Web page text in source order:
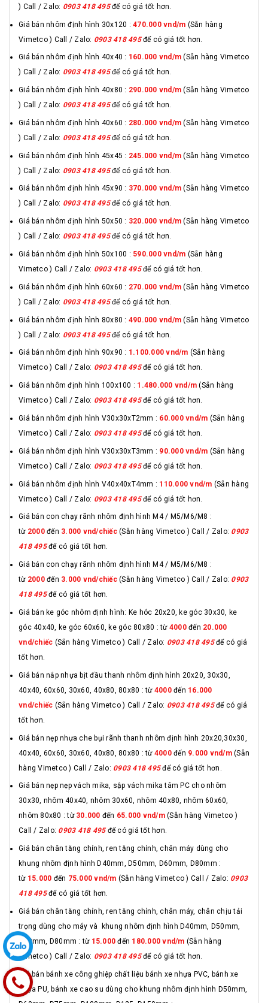
) Call / Zalo: 0903 418 495để có giá tốt hơn.
Giá bán nhôm định hình 30x120 : 470.000 vnd/m (Sẵn hàng
Vimetco ) Call / Zalo: 0903 418 495để có giá tốt hơn.
Giá bán nhôm định hình 40x40 : 160.000 vnd/m (Sẵn hàng Vimetco
) Call / Zalo: 0903 418 495để có giá tốt hơn.
Giá bán nhôm định hình 40x80 : 290.000 vnd/m (Sẵn hàng Vimetco
) Call / Zalo: 0903 418 495để có giá tốt hơn.
Giá bán nhôm định hình 40x60 : 280.000 vnd/m (Sẵn hàng Vimetco
) Call / Zalo: 0903 418 495để có giá tốt hơn.
Giá bán nhôm định hình 45x45 : 245.000 vnd/m (Sẵn hàng Vimetco
) Call / Zalo: 0903 418 495để có giá tốt hơn.
Giá bán nhôm định hình 45x90 : 370.000 vnd/m(Sẵn hàng Vimetco
) Call / Zalo: 0903 418 495để có giá tốt hơn.
Giá bán nhôm định hình 50x50 : 320.000 vnd/m (Sẵn hàng Vimetco
) Call / Zalo: 0903 418 495để có giá tốt hơn.
Giá bán nhôm định hình 50x100 : 590.000 vnd/m (Sẵn hàng
Vimetco ) Call / Zalo: 0903 418 495để có giá tốt hơn.
Giá bán nhôm định hình 60x60 : 270.000 vnd/m (Sẵn hàng Vimetco
) Call / Zalo: 0903 418 495để có giá tốt hơn.
Giá bán nhôm định hình 80x80 : 490.000 vnd/m(Sẵn hàng Vimetco
) Call / Zalo: 0903 418 495để có giá tốt hơn.
Giá bán nhôm định hình 90x90 : 1.100.000 vnd/m (Sẵn hàng
Vimetco ) Call / Zalo: 0903 418 495để có giá tốt hơn.
Giá bán nhôm định hình 100x100 : 1.480.000 vnd/m (Sẵn hàng
Vimetco ) Call / Zalo: 0903 418 495để có giá tốt hơn.
Giá bán nhôm định hình V30x30xT2mm : 60.000 vnd/m (Sẵn hàng
Vimetco ) Call / Zalo: 0903 418 495để có giá tốt hơn.
Giá bán nhôm định hình V30x30xT3mm : 90.000 vnd/m (Sẵn hàng
Vimetco ) Call / Zalo: 0903 418 495để có giá tốt hơn.
Giá bán nhôm định hình V40x40xT4mm : 110.000 vnd/m (Sẵn hàng
Vimetco ) Call / Zalo: 0903 418 495để có giá tốt hơn.
Giá bán con chạy rãnh nhôm định hình M4 / M5/M6/M8 :
từ 2000đến 3.000 vnd/chiếc(Sẵn hàng Vimetco ) Call / Zalo: 0903
418 495để có giá tốt hơn.
Giá bán con chạy rãnh nhôm định hình M4 / M5/M6/M8 :
từ 2000đến 3.000 vnd/chiếc(Sẵn hàng Vimetco ) Call / Zalo: 0903
418 495để có giá tốt hơn.
Giá bán ke góc nhôm định hình: Ke hóc 20x20, ke góc 30x30, ke
góc 40x40, ke góc 60x60, ke góc 80x80 : từ 4000đến 20.000
vnd/chiếc (Sẵn hàng Vimetco ) Call / Zalo: 0903 418 495để có giá
tốt hơn.
Giá bán nắp nhựa bịt đầu thanh nhôm định hình 20x20, 30x30,
40x40, 60x60, 30x60, 40x80, 80x80 : từ 4000đến 16.000
vnd/chiếc (Sẵn hàng Vimetco ) Call / Zalo: 0903 418 495để có giá
tốt hơn.
Giá bán nẹp nhựa che bụi rãnh thanh nhôm định hình 20x20,30x30,
40x40, 60x60, 30x60, 40x80, 80x80 : từ 4000đến 9.000 vnd/m(Sẵn
hàng Vimetco ) Call / Zalo: 0903 418 495để có giá tốt hơn.
Giá bán nẹp nẹp vách mika, sập vách mika tâm PC cho nhôm
30x30, nhôm 40x40, nhôm 30x60, nhôm 40x80, nhôm 60x60,
nhôm 80x80 : từ 30.000 đến 65.000 vnd/m(Sẵn hàng Vimetco )
Call / Zalo: 0903 418 495để có giá tốt hơn.
Giá bán chân tăng chỉnh, ren tăng chỉnh, chân máy dùng cho
khung nhôm định hình D40mm, D50mm, D60mm, D80mm :
từ 15.000 đến 75.000 vnd/m (Sẵn hàng Vimetco ) Call / Zalo: 0903
418 495để có giá tốt hơn.
Giá bán chân tăng chỉnh, ren tăng chỉnh, chân máy, chân chịu tải
trọng dùng cho máy và khung nhôm định hình D40mm, D50mm,
D60mm, D80mm : từ 15.000 đến 180.000 vnd/m (Sẵn hàng
Vimetco ) Call / Zalo: 0903 418 495để có giá tốt hơn.
Giá bán bánh xe công ghiệp chất liệu bánh xe nhựa PVC, bánh xe
nhựa PU, bánh xe cao su dùng cho khung nhôm định hình D50mm,